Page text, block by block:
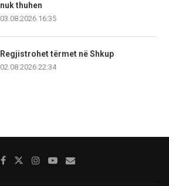
nuk thuhen
03.08.2026 16:35
Regjistrohet tërmet në Shkup
02.08.2026 22:34